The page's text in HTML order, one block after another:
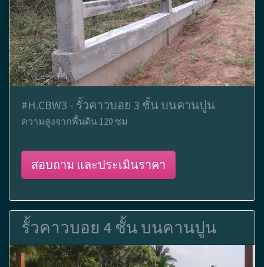
#H.CBW3 - รั้วคาวบอย 3 ชั้น บนคานปูน
ความสูงจากพื้นดิน 120 ซม
สอบถาม และประเมินราคา
รั้วคาวบอย 4 ชั้น บนคานปูน